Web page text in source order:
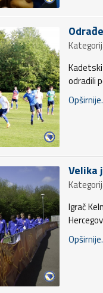
odradili
Velika
Igrač